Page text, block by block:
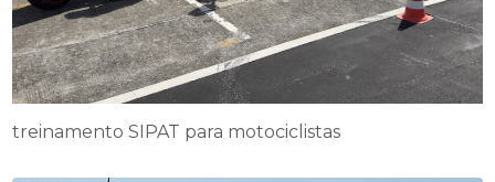
treinamento SIPAT para motociclistas